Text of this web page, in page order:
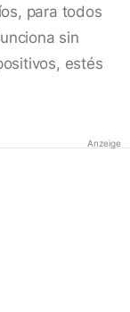
para todos
sin
estés
Anzeige